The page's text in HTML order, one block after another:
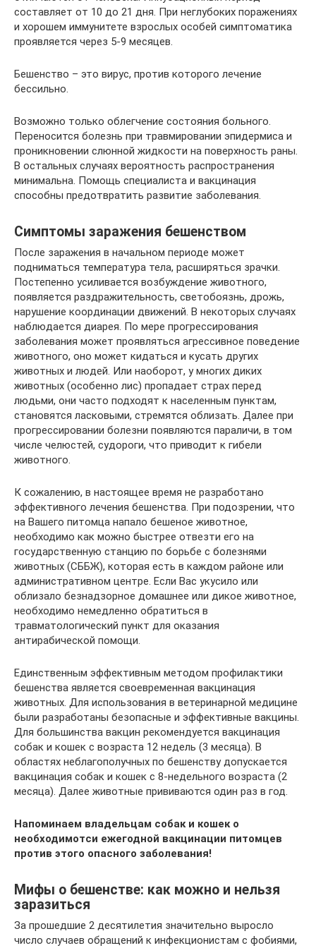
составляет от 10 до 21 дня. При неглубоких поражениях
и хорошем иммунитете взрослых особей симптоматика
проявляется через 5-9 месяцев.
Бешенство – это вирус, против которого лечение
бессильно.
Возможно только облегчение состояния больного.
Переносится болезнь при травмировании эпидермиса и
проникновении слюнной жидкости на поверхность раны.
В остальных случаях вероятность распространения
минимальна. Помощь специалиста и вакцинация
способны предотвратить развитие заболевания.
Симптомы заражения бешенством
После заражения в начальном периоде может
подниматься температура тела, расширяться зрачки.
Постепенно усиливается возбуждение животного,
появляется раздражительность, светобоязнь, дрожь,
нарушение координации движений. В некоторых случаях
наблюдается диарея. По мере прогрессирования
заболевания может проявляться агрессивное поведение
животного, оно может кидаться и кусать других
животных и людей. Или наоборот, у многих диких
животных (особенно лис) пропадает страх перед
людьми, они часто подходят к населенным пунктам,
становятся ласковыми, стремятся облизать. Далее при
прогрессировании болезни появляются параличи, в том
числе челюстей, судороги, что приводит к гибели
животного.
К сожалению, в настоящее время не разработано
эффективного лечения бешенства. При подозрении, что
на Вашего питомца напало бешеное животное,
необходимо как можно быстрее отвезти его на
государственную станцию по борьбе с болезнями
животных (СББЖ), которая есть в каждом районе или
административном центре. Если Вас укусило или
облизало безнадзорное домашнее или дикое животное,
необходимо немедленно обратиться в
травматологический пункт для оказания
антирабической помощи.
Единственным эффективным методом профилактики
бешенства является своевременная вакцинация
животных. Для использования в ветеринарной медицине
были разработаны безопасные и эффективные вакцины.
Для большинства вакцин рекомендуется вакцинация
собак и кошек с возраста 12 недель (3 месяца). В
областях неблагополучных по бешенству допускается
вакцинация собак и кошек с 8-недельного возраста (2
месяца). Далее животные прививаются один раз в год.
Напоминаем владельцам собак и кошек о
необходимотси ежегодной вакцинации питомцев
против этого опасного заболевания!
Мифы о бешенстве: как можно и нельзя
заразиться
За прошедшие 2 десятилетия значительно выросло
число случаев обращений к инфекционистам с фобиями,